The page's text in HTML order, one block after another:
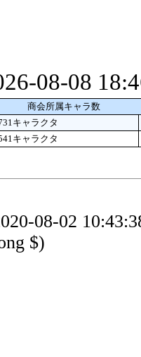
08-08
商会所属キャラ数
キャラクタ
キャラクタ
08-02
$)